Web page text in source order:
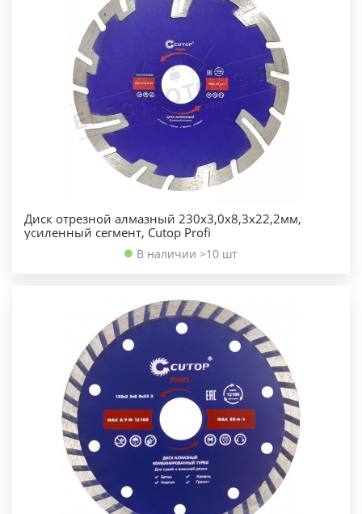
Диск отрезной алмазный 230х3,0х8,3х22,2мм,
усиленный сегмент, Cutop Profi
В наличии >10 шт